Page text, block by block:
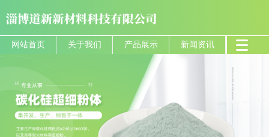
网站首页 关于我们 产品展示 新闻资讯